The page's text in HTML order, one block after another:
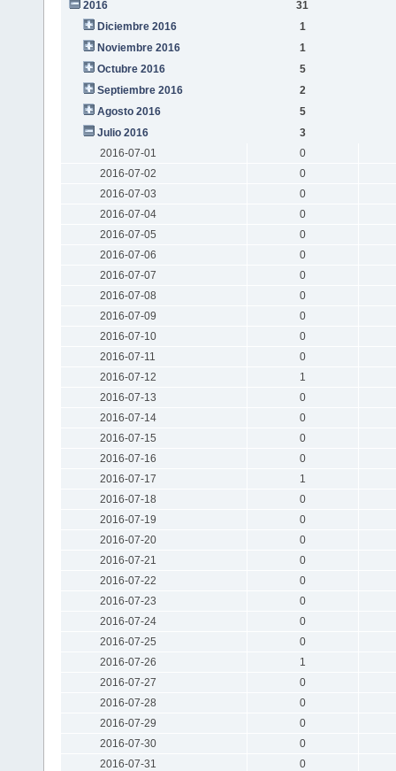
2016
31
Diciembre 2016
1
Noviembre 2016
1
Octubre 2016
5
Septiembre 2016
2
Agosto 2016
5
Julio 2016
3
2016-07-01
0
2016-07-02
0
2016-07-03
0
2016-07-04
0
2016-07-05
0
2016-07-06
0
2016-07-07
0
2016-07-08
0
2016-07-09
0
2016-07-10
0
2016-07-11
0
2016-07-12
1
2016-07-13
0
2016-07-14
0
2016-07-15
0
2016-07-16
0
2016-07-17
1
2016-07-18
0
2016-07-19
0
2016-07-20
0
2016-07-21
0
2016-07-22
0
2016-07-23
0
2016-07-24
0
2016-07-25
0
2016-07-26
1
2016-07-27
0
2016-07-28
0
2016-07-29
0
2016-07-30
0
2016-07-31
0